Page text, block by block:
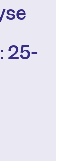
25-